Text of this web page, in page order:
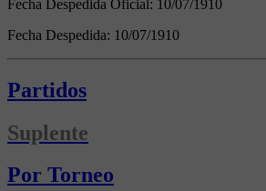
Fecha Despedida Oficial: 10/07/1910
Fecha Despedida: 10/07/1910
Partidos
Suplente
Por Torneo